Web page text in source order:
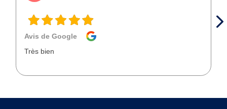
Avis de Google
Très bien